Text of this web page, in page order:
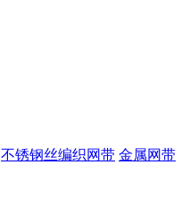
不锈钢丝编织网带 金属网带